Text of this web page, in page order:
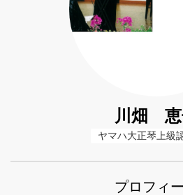
川畑 恵
ヤマハ大正琴上級
プロフィ